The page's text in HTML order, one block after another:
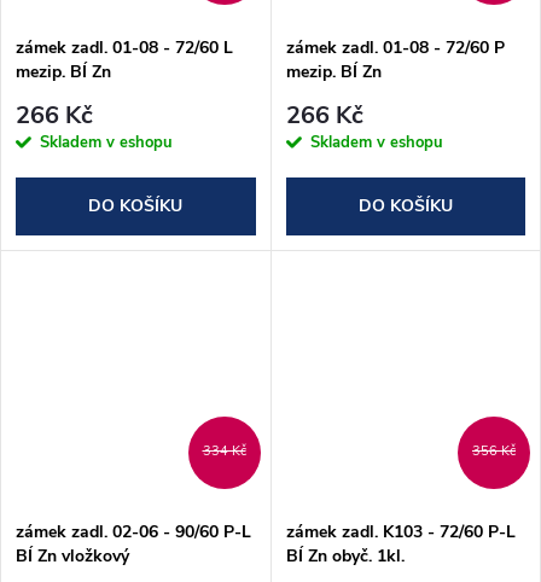
zámek zadl. 01-08 - 72/60 L
mezip. BÍ Zn
266 Kč
Skladem v eshopu
DO KOŠÍKU
zámek zadl. 01-08 - 72/60 P
mezip. BÍ Zn
266 Kč
Skladem v eshopu
DO KOŠÍKU
334 Kč
zámek zadl. 02-06 - 90/60 P-L
BÍ Zn vložkový
356 Kč
zámek zadl. K103 - 72/60 P-L
BÍ Zn obyč. 1kl.